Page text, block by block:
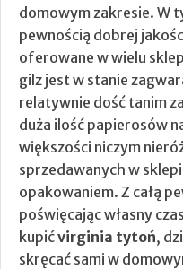
domowym zakresie. W
pewnością dobrej
oferowane w wielu
gilz jest w stanie
relatywnie dość tanim
duża ilość papierosów
większości niczym
sprzedawanych w
opakowaniem. Z całą
poświęcając własny
kupićvirginia tytoń,
skręcać sami w